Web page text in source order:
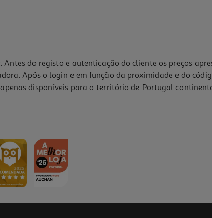
do registo e autenticação do cliente os preços
Após o login e em função da proximidade e do
disponíveis para o território de Portugal